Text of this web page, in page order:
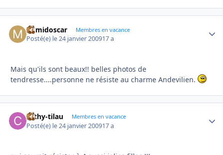
mimidoscar Membres en vacance
Posté(e) le 24 janvier 200917 a
Mais qu'ils sont beaux!! belles photos de
tendresse....personne ne résiste au charme Andevilien.
cathy-tilau Membres en vacance
Posté(e) le 24 janvier 200917 a